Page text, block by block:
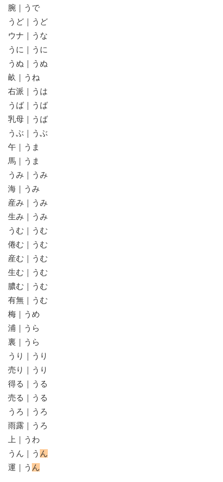
腕｜うで
うど｜うど
ウナ｜うな
うに｜うに
うぬ｜うぬ
畝｜うね
右派｜うは
うば｜うば
乳母｜うば
うぶ｜うぶ
午｜うま
馬｜うま
うみ｜うみ
海｜うみ
産み｜うみ
生み｜うみ
うむ｜うむ
倦む｜うむ
産む｜うむ
生む｜うむ
膿む｜うむ
有無｜うむ
梅｜うめ
浦｜うら
裏｜うら
うり｜うり
売り｜うり
得る｜うる
売る｜うる
うろ｜うろ
雨露｜うろ
上｜うわ
うん｜う ん
運｜う ん